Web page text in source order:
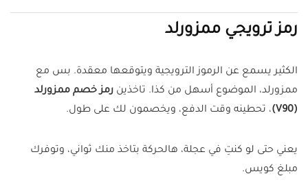
رمز ترويجي ممزورلد
الكثير يسمع عن الرموز الترويجية ويتوقعها معقدة. بس مع
ممزورلد، الموضوع أسهل من كذا. تاخذين رمز خصم ممزورلد
(V90)
، تحطينه وقت الدفع، ويخصمون لك على طول.
يعني حتى لو كنتِ في عجلة، هالحركة بتاخذ منك ثواني، وتوفرك
مبلغ كويس.